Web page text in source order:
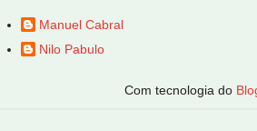
Manuel Cabral
Nilo Pabulo
Com tecnologia do